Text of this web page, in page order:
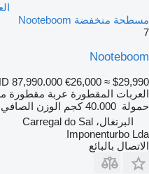
مسطحة منخفضة Nooteboom
7
Nooteboom
87,990.000 €26,000 ≈ $29,990
العربات المقطورة عربة
حمولة 40.000 كجم الوزن الصافي
البرتغال، Carregal do Sal
Imponenturbo Lda
الاتصال بالبائع